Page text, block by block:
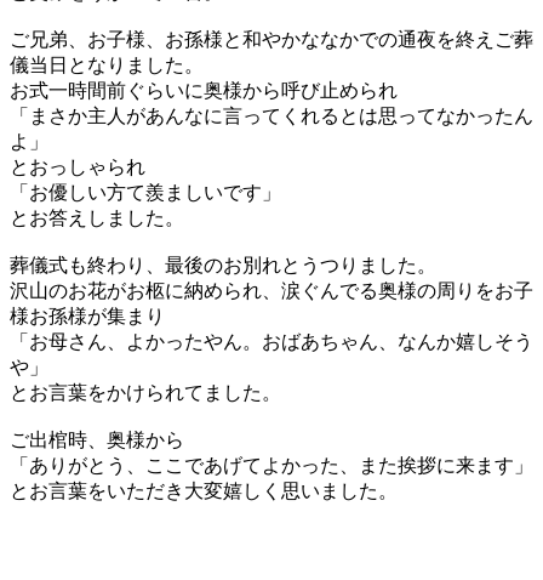
ご兄弟、お子様、お孫様と和やかななかでの通夜を終えご葬
儀当日となりました。
お式一時間前ぐらいに奥様から呼び止められ
「まさか主人があんなに言ってくれるとは思ってなかったん
よ」
とおっしゃられ
「お優しい方て羨ましいです」
とお答えしました。
葬儀式も終わり、最後のお別れとうつりました。
沢山のお花がお柩に納められ、涙ぐんでる奥様の周りをお子
様お孫様が集まり
「お母さん、よかったやん。おばあちゃん、なんか嬉しそう
や」
とお言葉をかけられてました。
ご出棺時、奥様から
「ありがとう、ここであげてよかった、また挨拶に来ます」
とお言葉をいただき大変嬉しく思いました。